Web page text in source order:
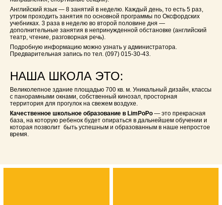
Английский язык — 8 занятий в неделю. Каждый день, то есть 5 раз,
утром проходить занятия по основной программы по Оксфордских
учебниках. 3 раза в неделю во второй половине дня —
дополнительные занятия в непринужденной обстановке (английский
театр, чтение, разговорная речь).
Подробную информацию можно узнать у администратора.
Предварительная запись по тел. (097) 015-30-43.
НАША ШКОЛА ЭТО:
Великолепное здание площадью 700 кв. м. Уникальный дизайн, классы
с панорамными окнами, собственный кинозал, просторная
территория для прогулок на свежем воздухе.
Качественное школьное образование в LimPoPo — это прекрасная
база, на которую ребенок будет опираться в дальнейшем обучении и
которая позволит быть успешным и образованным в наше непростое
время.